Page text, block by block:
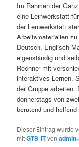
Im Rahmen der
eine Lernwerkstatt
der Lernwerkstatt
Arbeitsmaterialien
Deutsch, Englisch
eigenständig und
Rechner mit
interaktives Lernen.
der Gruppe arbeiten.
donnerstags von
beratend und
Dieser Eintrag wurde
mitGTS,ITvon